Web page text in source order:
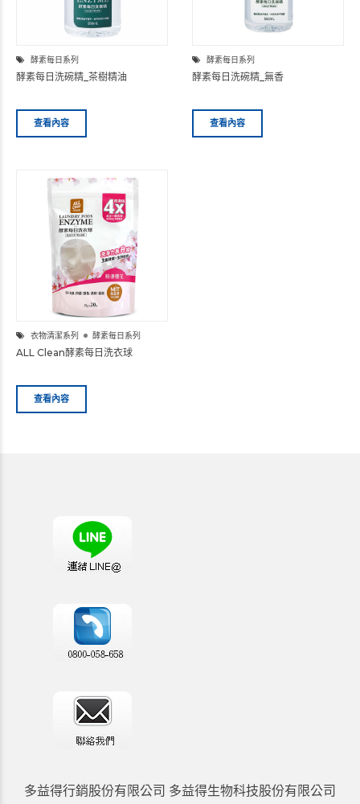
酵素每日系列
酵素每日洗碗精_茶樹精油
查看內容
酵素每日系列
酵素每日洗碗精_無香
查看內容
衣物清潔系列 酵素每日系列
ALL Clean酵素每日洗衣球
查看內容
多益得行銷股份有限公司 多益得生物科技股份有限公司